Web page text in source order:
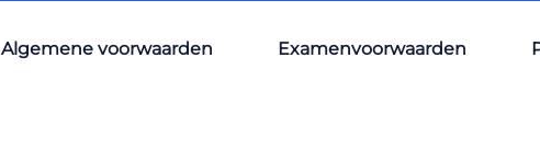
Algemene voorwaarden Examenvoorwaarden